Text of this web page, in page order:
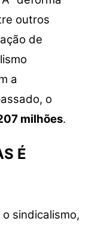
outros
de
a
o
milhões.
É
sindicalismo,